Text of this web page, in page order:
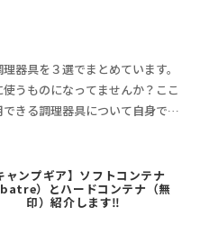
器具を３選でまとめています。
うものになってませんか？ここ
きる調理器具について自身で使
ャンプギア】ソフトコンテナ
）とハードコンテナ（無
印）紹介します‼︎